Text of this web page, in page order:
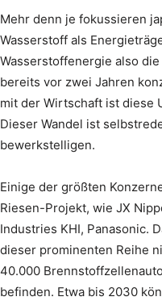
Mehr denn je fokussieren
Wasserstoff als
Wasserstoffenergie also
bereits vor zwei Jahren
mit der Wirtschaft ist diese
Dieser Wandel ist
bewerkstelligen.
Einige der größten
Riesen-Projekt, wie JX
Industries KHI, Panasonic.
dieser prominenten Reihe
40.000
befinden. Etwa bis 2030